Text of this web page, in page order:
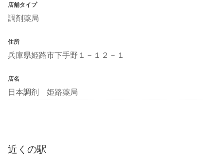
店舗タイプ
調剤薬局
住所
兵庫県姫路市下手野１－１２－１
店名
日本調剤 姫路薬局
近くの駅